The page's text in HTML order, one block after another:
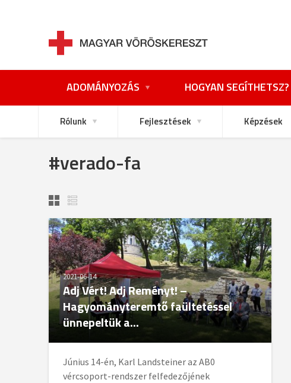
ADOMÁNYOZÁS HOGYAN SEGÍTHETSZ?
Rólunk Fejlesztések Képzések
#verado-fa
2021-06-14
Adj Vért! Adj Reményt! –
Hagyományteremtő faültetéssel
ünnepeltük a...
Június 14-én, Karl Landsteiner az AB0
vércsoport-rendszer felfedezőjének